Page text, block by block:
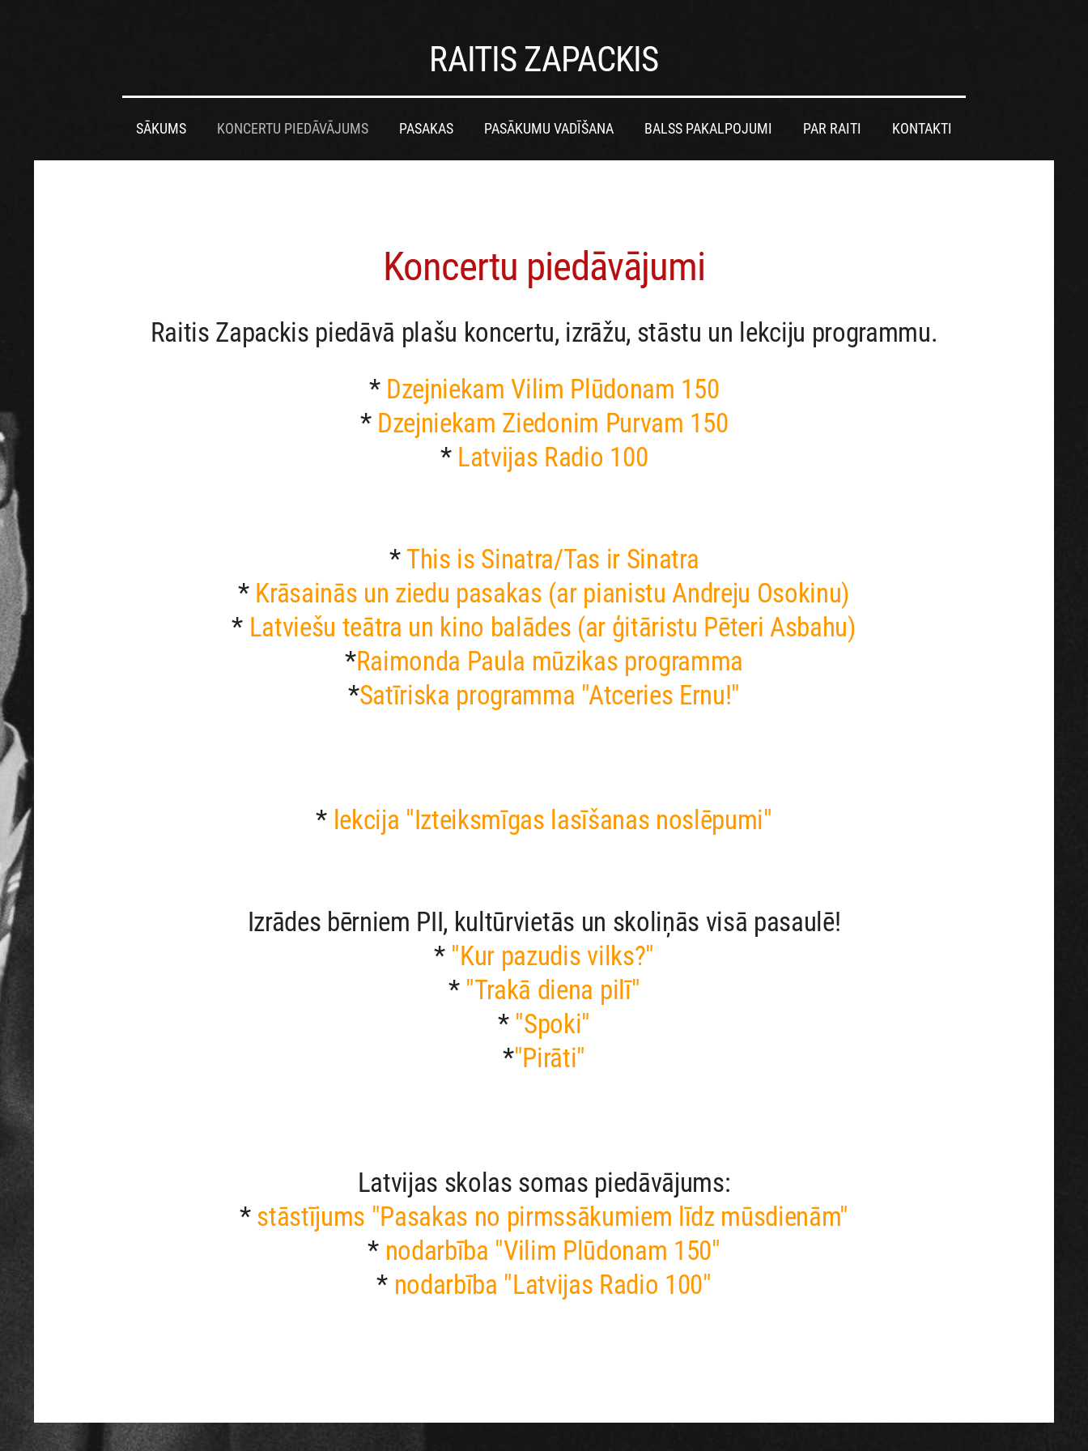
RAITIS ZAPACKIS
SĀKUMS KONCERTU PIEDĀVĀJUMS PASAKAS PASĀKUMU VADĪŠANA BALSS PAKALPOJUMI PAR RAITI KONTAKTI
Koncertu piedāvājumi
Raitis Zapackis piedāvā plašu koncertu, izrāžu, stāstu un lekciju programmu.
* Dzejniekam Vilim Plūdonam 150
* Dzejniekam Ziedonim Purvam 150
* Latvijas Radio 100
* This is Sinatra/Tas ir Sinatra
* Krāsainās un ziedu pasakas (ar pianistu Andreju Osokinu)
* Latviešu teātra un kino balādes (ar ģitāristu Pēteri Asbahu)
*Raimonda Paula mūzikas programma
*Satīriska programma "Atceries Ernu!"
* lekcija "Izteiksmīgas lasīšanas noslēpumi"
Izrādes bērniem PII, kultūrvietās un skoliņās visā pasaulē!
*"Kur pazudis vilks?"
* "Trakā diena pilī"
* "Spoki"
*"Pirāti"
Latvijas skolas somas piedāvājums:
* stāstījums "Pasakas no pirmssākumiem līdz mūsdienām"
* nodarbība "Vilim Plūdonam 150"
* nodarbība "Latvijas Radio 100"